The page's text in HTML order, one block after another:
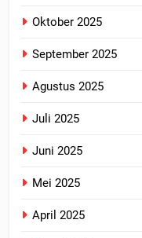
Oktober 2025
September 2025
Agustus 2025
Juli 2025
Juni 2025
Mei 2025
April 2025